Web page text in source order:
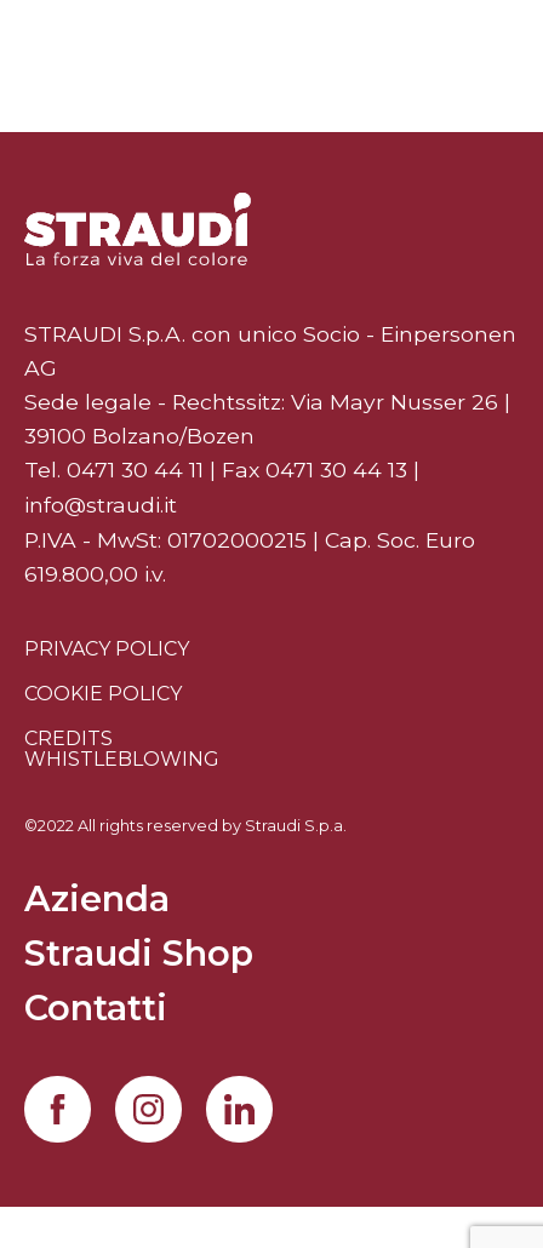
STRAUDI S.p.A. con unico Socio - Einpersonen
AG
Sede legale - Rechtssitz: Via Mayr Nusser 26 |
39100 Bolzano/Bozen
Tel. 0471 30 44 11 | Fax 0471 30 44 13 |
info@straudi.it
P.IVA - MwSt: 01702000215 | Cap. Soc. Euro
619.800,00 i.v.
PRIVACY POLICY
COOKIE POLICY
CREDITS
WHISTLEBLOWING
©2022 All rights reserved by Straudi S.p.a.
Azienda
Straudi Shop
Contatti